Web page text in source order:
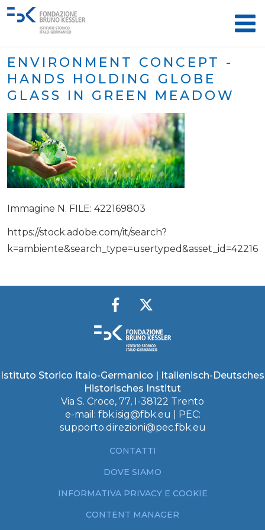
ENVIRONMENT CONCEPT -
HANDS HOLDING GLOBE
GLASS IN GREEN MEADOW
Immagine N. FILE: 422169803
https://stock.adobe.com/it/search?
Istituto Storico Italo-Germanico | Italienisch-Deutsches
Historisches Institut
Via S. Croce, 77, I-38122 Trento
e-mail: fbk.isig@fbk.eu | PEC:
supporto.direzioni@pec.fbk.eu
CONTATTI
DOVE SIAMO
INFORMATIVA PRIVACY E COOKIE
CONTENT MANAGER